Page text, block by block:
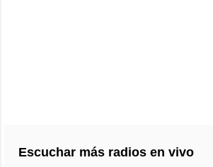
Escuchar más radios en vivo